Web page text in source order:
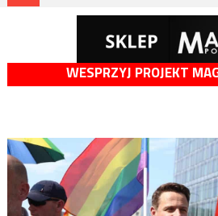
WESPRZYJ PROJEKT